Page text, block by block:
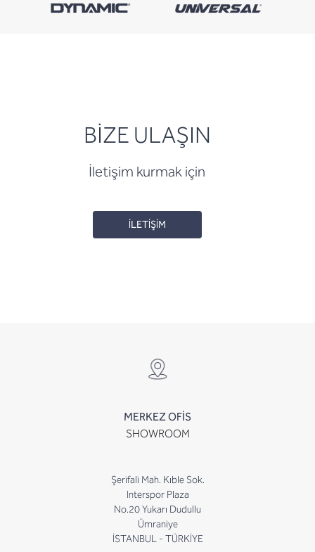
BİZE ULAŞIN
İletişim kurmak için
İLETİŞİM
MERKEZ OFİS
SHOWROOM
Şerifali Mah. Kıble Sok.
Interspor Plaza
No.20 Yukarı Dudullu
Ümraniye
İSTANBUL - TÜRKİYE